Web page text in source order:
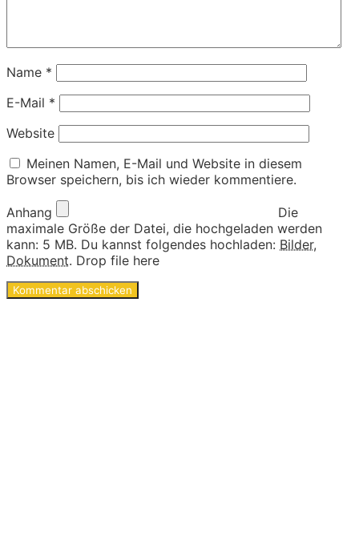
Name *
E-Mail *
Website
Meinen Namen, E-Mail und Website in diesem
Browser speichern, bis ich wieder kommentiere.
Anhang
Die
maximale Größe der Datei, die hochgeladen werden
kann: 5 MB. Du kannst folgendes hochladen: Bilder,
Dokument. Drop file here